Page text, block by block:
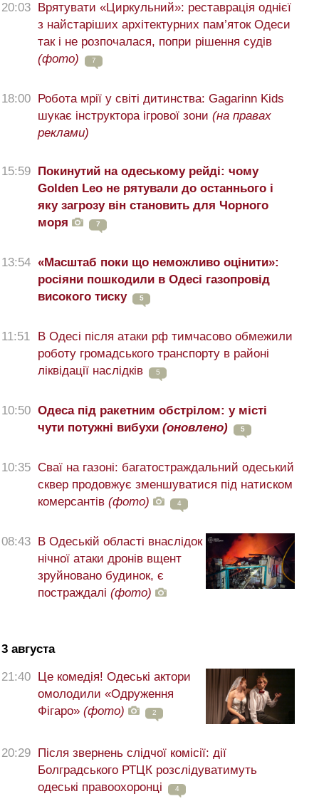
20:03
Врятувати «Циркульний»: реставрація однієї
з найстаріших архітектурних пам’яток Одеси
так і не розпочалася, попри рішення судів
(фото)
7
18:00
Робота мрії у світі дитинства: Gagarinn Kids
шукає інструктора ігрової зони (на правах
реклами)
15:59
Покинутий на одеському рейді: чому
Golden Leo не рятували до останнього і
яку загрозу він становить для Чорного
моря
7
13:54 «Масштаб поки що неможливо оцінити»:
росіяни пошкодили в Одесі газопровід
високого тиску
5
11:51
В Одесі після атаки рф тимчасово обмежили
роботу громадського транспорту в районі
ліквідації наслідків
5
10:50 Одеса під ракетним обстрілом: у місті
чути потужні вибухи (оновлено) 5
10:35 Сваї на газоні: багатостраждальний одеський
сквер продовжує зменшуватися під натиском
комерсантів (фото) 4
08:43
В Одеській області внаслідок
нічної атаки дронів вщент
зруйновано будинок, є
постраждалі (фото)
3 августа
21:40
Це комедія! Одеські актори
омолодили «Одруження
Фігаро» (фото) 2
20:29
Після звернень слідчої комісії: дії
Болградського РТЦК розслідуватимуть
одеські правоохоронці
4